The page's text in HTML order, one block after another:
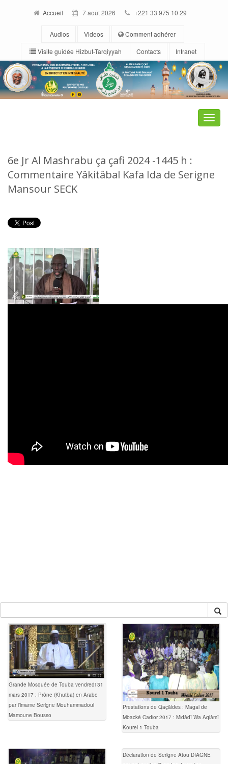
Accueil 7 août 2026 +221 33 975 10 29
Audios Videos
Comment adhérer
Visite guidée Hizbut-Tarqiyyah
Contacts Intranet
Toggle
6e Jr Al Mashrabu ça çafi 2024 -1445 h :
Commentaire Yâkitâbal Kafa Ida de Serigne
Mansour SECK
Grande Mosquée de Touba vendredi 31
mars 2017 : Prône (Khutba) en Arabe
par l’imame Serigne Mouhammadoul
Mamoune Bousso
Prestations de Qaçâides : Magal de
Mbacké Cadior 2017 : Midâdî Wa Aqlâmî
Kourel 1 Touba
Déclaration de Serigne Atou DIAGNE